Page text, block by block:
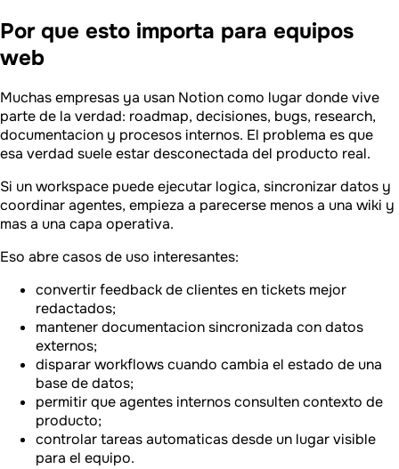
Por que esto importa para equipos
web
Muchas empresas ya usan Notion como lugar donde vive
parte de la verdad: roadmap, decisiones, bugs, research,
documentacion y procesos internos. El problema es que
esa verdad suele estar desconectada del producto real.
Si un workspace puede ejecutar logica, sincronizar datos y
coordinar agentes, empieza a parecerse menos a una wiki y
mas a una capa operativa.
Eso abre casos de uso interesantes:
convertir feedback de clientes en tickets mejor
redactados;
mantener documentacion sincronizada con datos
externos;
disparar workflows cuando cambia el estado de una
base de datos;
permitir que agentes internos consulten contexto de
producto;
controlar tareas automaticas desde un lugar visible
para el equipo.